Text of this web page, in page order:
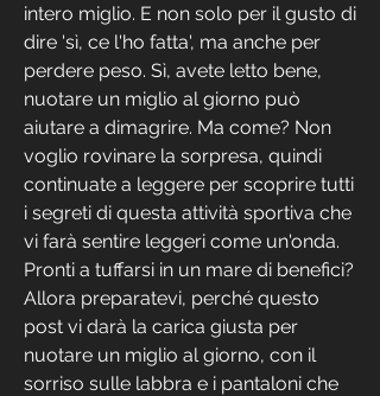
intero miglio. E non solo per il gusto di
dire 'sì, ce l'ho fatta', ma anche per
perdere peso. Sì, avete letto bene,
nuotare un miglio al giorno può
aiutare a dimagrire. Ma come? Non
voglio rovinare la sorpresa, quindi
continuate a leggere per scoprire tutti
i segreti di questa attività sportiva che
vi farà sentire leggeri come un'onda.
Pronti a tuffarsi in un mare di benefici?
Allora preparatevi, perché questo
post vi darà la carica giusta per
nuotare un miglio al giorno, con il
sorriso sulle labbra e i pantaloni che